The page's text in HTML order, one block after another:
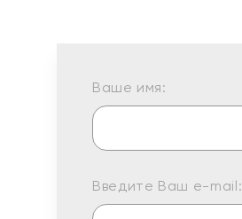
Ваше имя:
Введите Ваш e-mail: